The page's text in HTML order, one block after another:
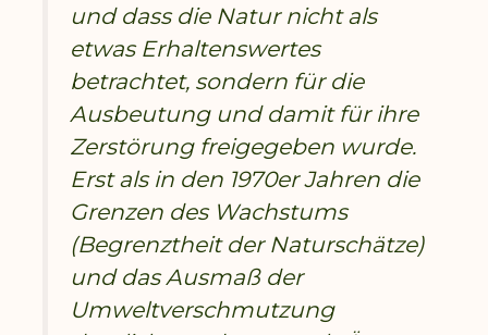
und dass die Natur nicht als
etwas Erhaltenswertes
betrachtet, sondern für die
Ausbeutung und damit für ihre
Zerstörung freigegeben wurde.
Erst als in den 1970er Jahren die
Grenzen des Wachstums
(Begrenztheit der Naturschätze)
und das Ausmaß der
Umweltverschmutzung